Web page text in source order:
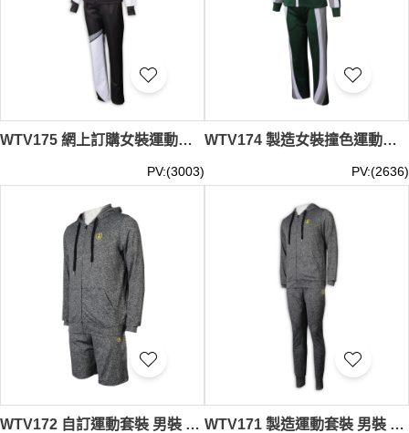
WTV175 網上訂購女裝運動套裝 設計黑白撞色運動套裝 運動套裝工廠 100%滌
PV:(3003)
WTV174 製造女裝撞色運動套裝 設計抽繩褲腰運動套裝 運動套裝專營 100%滌
PV:(2636)
WTV172 自訂運動套裝 男裝 拉架麻彩絲 短褲 外套 帶帽 粗帽繩 橡皮筋褲頭 運動褲製造商 炭灰色 WTV171 製造運動套裝 男裝 外套 長褲 拉架麻彩絲 帶帽 粗帽繩 橡皮筋運動褲 運動褲專門店 炭灰色